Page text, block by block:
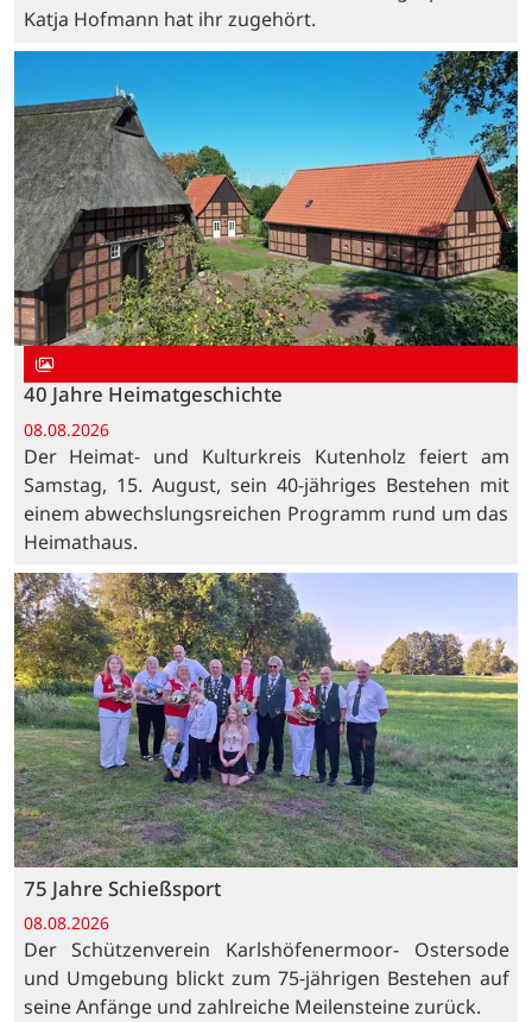
Katja Hofmann hat ihr zugehört.
40 Jahre Heimatgeschichte
08.08.2026
Der Heimat- und Kulturkreis Kutenholz feiert am
Samstag, 15. August, sein 40-jähriges Bestehen mit
einem abwechslungsreichen Programm rund um das
Heimathaus.
75 Jahre Schießsport
08.08.2026
Der Schützenverein Karlshöfenermoor- Ostersode
und Umgebung blickt zum 75-jährigen Bestehen auf
seine Anfänge und zahlreiche Meilensteine zurück.